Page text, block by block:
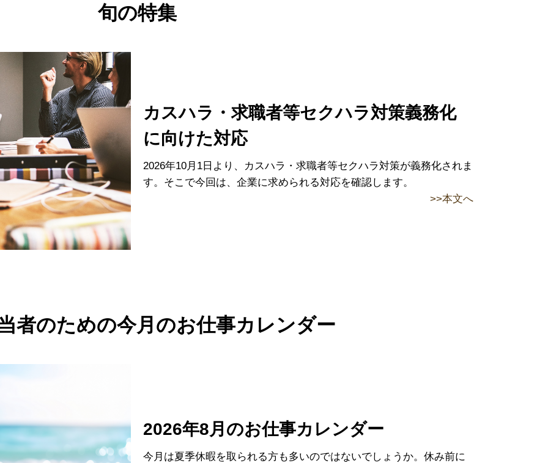
旬の特集
カスハラ・求職者等セクハラ対策義務化
に向けた対応
2026年10月1日より、カスハラ・求職者等セクハラ対策が義務化されま
す。そこで今回は、企業に求められる対応を確認します。
>>本文へ
者のための今月のお仕事カレンダー
2026年8月のお仕事カレンダー
今月は夏季休暇を取られる方も多いのではないでしょうか。休み前に